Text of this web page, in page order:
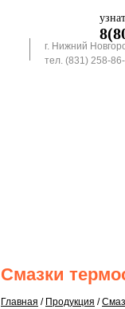
г. Нижний
тел. (831) 258-
Смазки
Главная / Продукция /